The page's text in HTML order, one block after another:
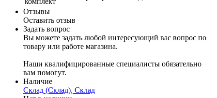
Отзывы
Оставить отзыв
Задать вопрос
Вы можете задать любой интересующий вас вопрос по
товару или работе магазина.
Наши квалифицированные специалисты обязательно
вам помогут.
Наличие
Склад (Склад), Склад